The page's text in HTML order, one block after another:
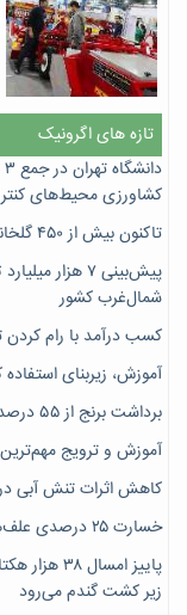
تازه های اگرونیک
کشاورزی محیط‌های
تاکنون بیش از ۴۵۰ گلخانه و باغ استان یزد شناسنامه‌دار شده‌اند
پیش‌بینی ۷‌
شمال‌غرب کشور
کسب درآمد با رام
آموزش، زیربنای
برداشت برنج از ۵۵ درصد اراضی شالیکاری گیلان
آموزش و ترویج
کاهش اثرات تنش آبی
خسارت ۲۵ درصدی علف‌های هرز به محصولات کشاورزی
پاییز
زیر کشت گندم می‌رود